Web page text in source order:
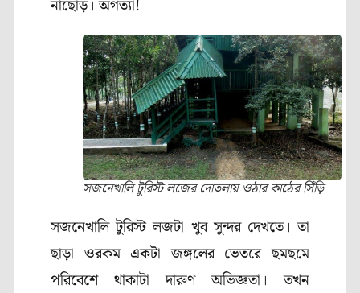
নাছোড়। অগত্যা!
সজনেখালি টুরিস্ট লজের দোতলায় ওঠার কাঠের সিঁড়ি
সজনেখালি টুরিস্ট লজটা খুব সুন্দর দেখতে।তা
ছাড়া ওরকম একটা জঙ্গলের ভেতরে ছমছমে
পরিবেশে থাকাটা দারুণ অভিজ্ঞতা। তখন